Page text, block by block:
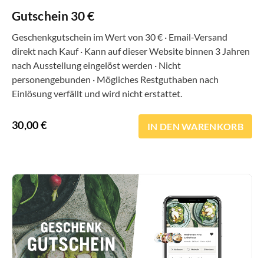
Gutschein 30 €
Geschenkgutschein im Wert von 30 € · Email-Versand
direkt nach Kauf · Kann auf dieser Website binnen 3 Jahren
nach Ausstellung eingelöst werden · Nicht
personengebunden · Mögliches Restguthaben nach
Einlösung verfällt und wird nicht erstattet.
30,00€ IN DEN WARENKORB